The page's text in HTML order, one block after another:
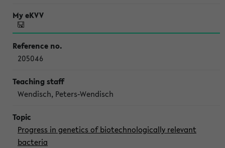
205046
Wendisch, Peters-Wendisch
Progress in genetics of biotechnologically relevant
bacteria